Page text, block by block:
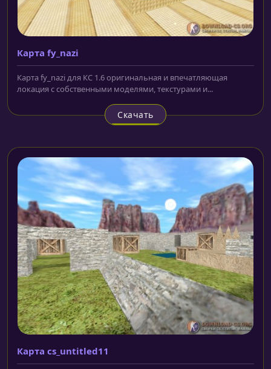
Карта fy_nazi
Карта fy_nazi для КС 1.6 оригинальная и впечатляющая
локация с собственными моделями, текстурами и...
Скачать
Карта cs_untitled11